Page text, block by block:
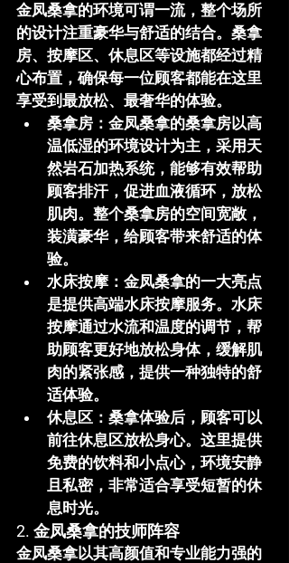
金凤桑拿的环境可谓一流，整个场所
的设计注重豪华与舒适的结合。桑拿
房、按摩区、休息区等设施都经过精
心布置，确保每一位顾客都能在这里
享受到最放松、最奢华的体验。
桑拿房 ：金凤桑拿的桑拿房以高
温低湿的环境设计为主，采用天
然岩石加热系统，能够有效帮助
顾客排汗，促进血液循环，放松
肌肉。整个桑拿房的空间宽敞，
装潢豪华，给顾客带来舒适的体
验。
水床按摩 ：金凤桑拿的一大亮点
是提供高端水床按摩服务。水床
按摩通过水流和温度的调节，帮
助顾客更好地放松身体，缓解肌
肉的紧张感，提供一种独特的舒
适体验。
休息区 ：桑拿体验后，顾客可以
前往休息区放松身心。这里提供
免费的饮料和小点心，环境安静
且私密，非常适合享受短暂的休
息时光。
2. 金凤桑拿的技师阵容
金凤桑拿以其高颜值和专业能力强的